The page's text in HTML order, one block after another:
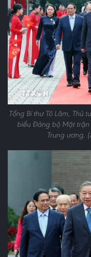
Tổng Bí thư Tô Lâm, Thủ
biểu Đảng bộ Mặt trận
Trung ương.